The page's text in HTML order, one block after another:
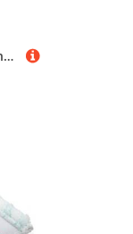
Glasduschabstreifer, multifunktionaler Fliesenwischer mit Aerosolspray, blau